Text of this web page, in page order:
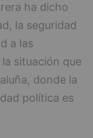
ha dicho
la seguridad
a las
situación que
donde la
política es